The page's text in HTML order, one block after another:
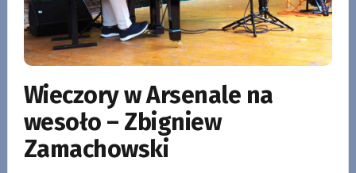
Wieczory w Arsenale na
wesoło – Zbigniew
Zamachowski